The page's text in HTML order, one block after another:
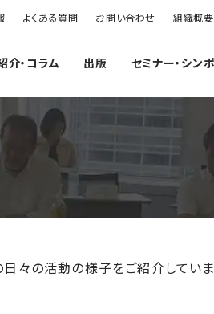
よくある質問 お問い合わせ 組織概要
介・コラム 出版 セミナー・シン
々の活動の様子をご紹介していま